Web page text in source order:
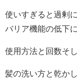
使いすぎると過剰
バリア機能の低下
使用方法と回数そし
髪の洗い方と乾か